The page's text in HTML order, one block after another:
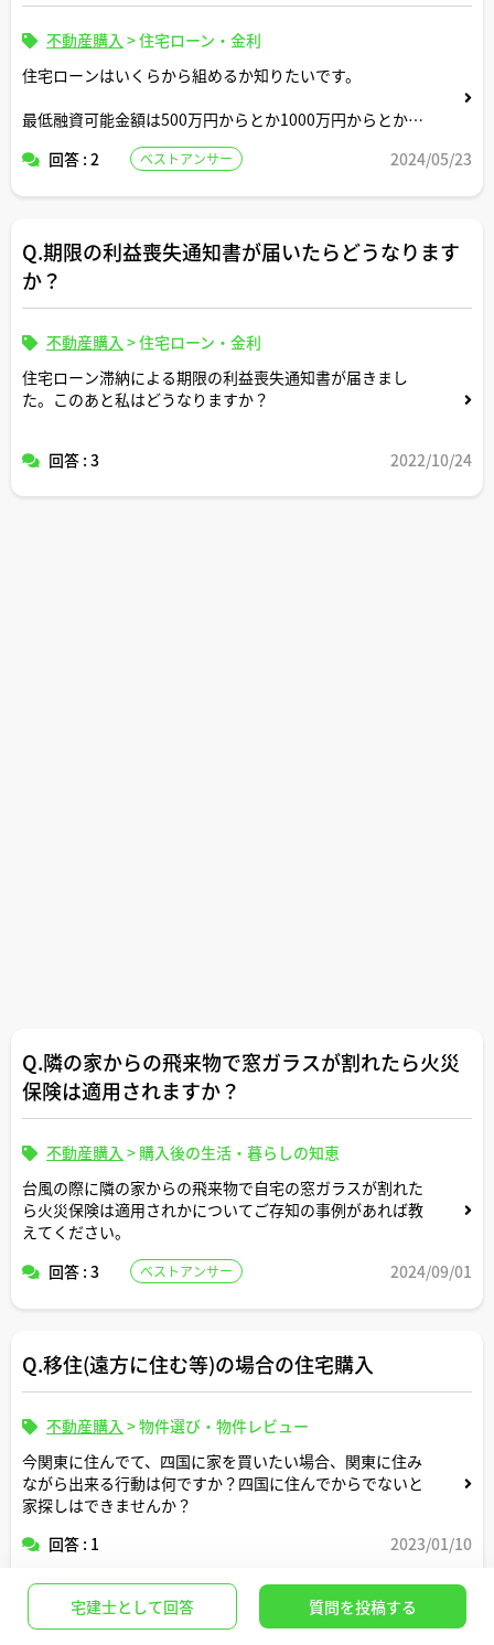
不動産購入 >住宅ローン・金利
住宅ローンはいくらから組めるか知りたいです。
最低融資可能金額は500万円からとか1000万円からとかみ
でしょうか。
回答 : 2 ベストアンサー 2024/05/23
Q.期限の利益喪失通知書が届いたらどうなります
か？
不動産購入 >住宅ローン・金利
住宅ローン滞納による期限の利益喪失通知書が届きまし
た。このあと私はどうなりますか？
回答 : 3 2022/10/24
Q.隣の家からの飛来物で窓ガラスが割れたら火災
保険は適用されますか？
不動産購入 > 購入後の生活・暮らしの知恵
台風の際に隣の家からの飛来物で自宅の窓ガラスが割れた
ら火災保険は適用されかについてご存知の事例があれば教
えてください。
回答 : 3
ベストアンサー 2024/09/01
Q.移住(遠方に住む等)の場合の住宅購入
不動産購入 >物件選び・物件レビュー
今関東に住んでて、四国に家を買いたい場合、関東に住み
ながら出来る行動は何ですか？四国に住んでからでないと
家探しはできませんか？
回答 : 1
2023/01/10
Q.リフォーム済物件に不具合があった場合の連絡
宅建士として回答 質問を投稿する